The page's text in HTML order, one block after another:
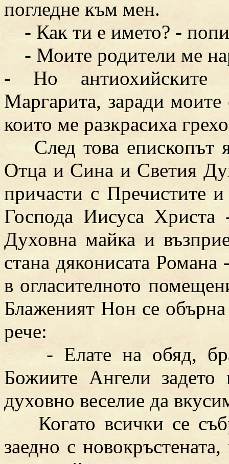
погледне към мен.
- Как ти е името? -
- Моите родители ме
- Но антиохийските
Маргарита, заради
които ме разкрасиха
След това епископът
Отца и Сина и Светия
причасти с Пречистите
Господа Иисуса Христа
Духовна майка и
стана дяконисата Романа
в огласителното
Блаженият Нон се
рече:
- Елате на обяд,
Божиите Ангели задето
духовно веселие да
Когато всички се
заедно с